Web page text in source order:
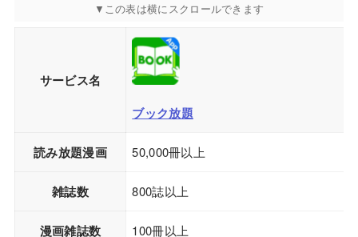
サービス名
ブック放題
読み放題漫画 50,000冊以上
雑誌数 800誌以上
漫画雑誌数 100冊以上